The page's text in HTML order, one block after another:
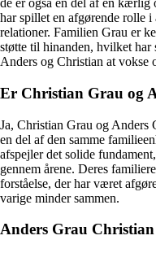
de er også en del af en
har spillet en afgørende rolle
relationer. Familien Grau er
støtte til hinanden, hvilket
Anders og Christian at vokse
Er Christian Grau og
Ja, Christian Grau og Anders
en del af den samme
afspejler det solide
gennem årene. Deres
forståelse, der har været
varige minder sammen.
Anders Grau